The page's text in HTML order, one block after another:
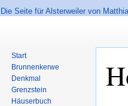
Die Seite für Alsterweiler von
Start
Brunnenkerwe
Denkmal
Grenzstein
Häuserbuch